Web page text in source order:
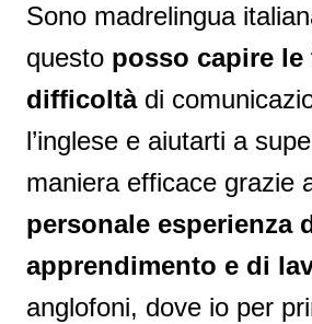
Sono madrelingua
questo posso capire le
difficoltàdi
l’inglese e aiutarti a
maniera efficace grazie
personale esperienza
apprendimento e di
anglofoni, dove io per